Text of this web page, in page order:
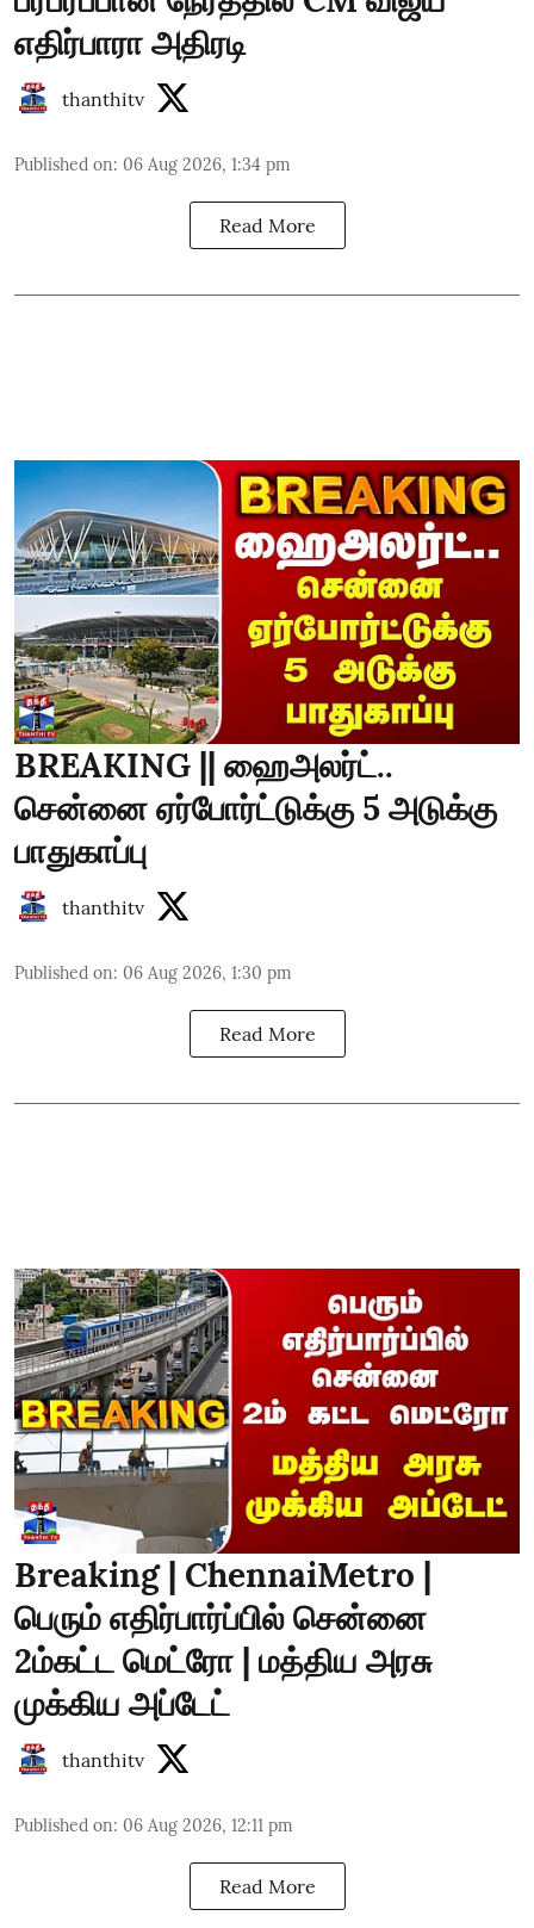
எதிர்பாரா அதிரடி
thanthitv
Published on: 06 Aug 2026, 1:34 pm
Read More
BREAKING || ஹைஅலர்ட்..
சென்னை ஏர்போர்ட்டுக்கு 5 அடுக்கு
பாதுகாப்பு
thanthitv
Published on: 06 Aug 2026, 1:30 pm
Read More
Breaking | ChennaiMetro |
பெரும் எதிர்பார்ப்பில் சென்னை
2ம்கட்ட மெட்ரோ | மத்திய அரசு
முக்கிய அப்டேட்
thanthitv
Published on: 06 Aug 2026, 12:11 pm
Read More